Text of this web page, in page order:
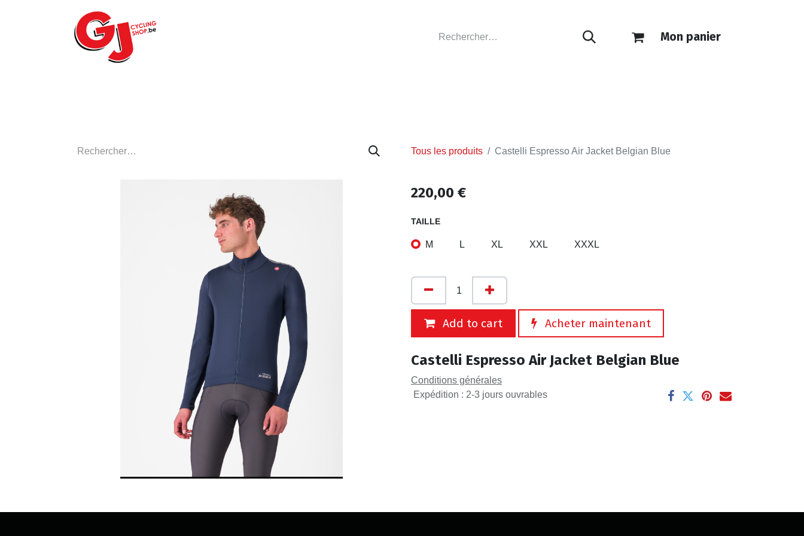
Mon panier
Tous les produits Castelli Espresso Air Jacket Belgian Blue
220,00 €
TAILLE
M L XL XXL XXXL
Add to cart Acheter maintenant
Castelli Espresso Air Jacket Belgian Blue
Conditions générales
Expédition : 2-3 jours ouvrables